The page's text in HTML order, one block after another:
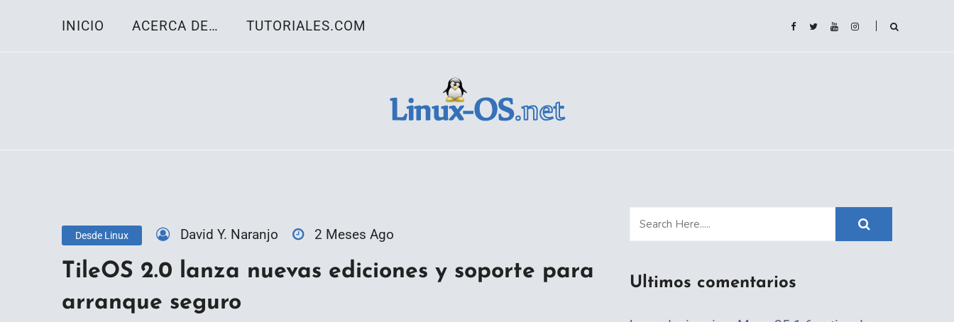
INICIO ACERCA DE… TUTORIALES.COM
Desde Linux David Y. Naranjo 2 Meses Ago
TileOS 2.0 lanza nuevas ediciones y soporte para
arranque seguro
Ultimos comentarios